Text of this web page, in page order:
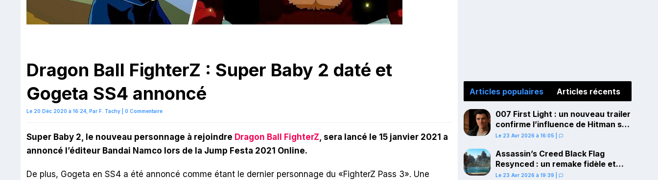
Dragon Ball FighterZ : Super Baby 2 daté et
Gogeta SS4 annoncé
Le 20 Déc 2020 à 16:24, Par F. Tachy 0 Commentaire
Super Baby 2, le nouveau personnage à rejoindre Dragon Ball FighterZ, sera lancé le 15 janvier 2021 a
annoncé l’éditeur Bandai Namco lors de la Jump Festa 2021 Online.
De plus, Gogeta en SS4 a été annoncé comme étant le dernier personnage du «FighterZ Pass 3». Une
Articles populaires Articles récents
007 First Light : un nouveau trailer
confirme l’influence de Hitman sur
le gameplay
Le 23 Avr 2026 à 16:05
Assassin’s Creed Black Flag
Resynced : un remake fidèle et
ambitieux confirmé pour juillet sur
Le 23 Avr 2026 à 19:39